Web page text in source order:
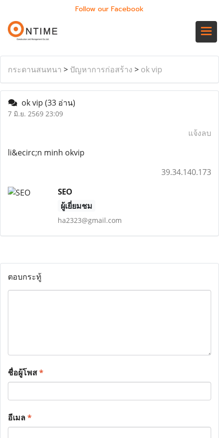
Follow our Facebook
กระดานสนทนา > ปัญหาการก่อสร้าง > ok vip
ok vip (33 อ่าน)
7 มิ.ย. 2569 23:09
แจ้งลบ
li&ecirc;n minh okvip
39.34.140.173
SEO
ผู้เยี่ยมชม
ha2323@gmail.com
ตอบกระทู้
ชื่อผู้โพส*
อีเมล*